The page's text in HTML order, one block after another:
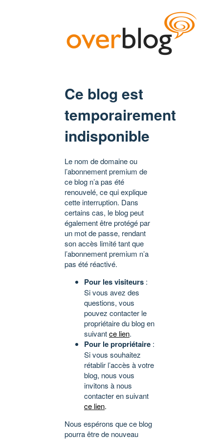
Ce blog est
temporairement
indisponible
Le nom de domaine ou
l’abonnement premium de
ce blog n’a pas été
renouvelé, ce qui explique
cette interruption. Dans
certains cas, le blog peut
également être protégé par
un mot de passe, rendant
son accès limité tant que
l’abonnement premium n’a
pas été réactivé.
Pour les visiteurs :
Si vous avez des
questions, vous
pouvez contacter le
propriétaire du blog en
suivantce lien.
Pour le propriétaire :
Si vous souhaitez
rétablir l’accès à votre
blog, nous vous
invitons à nous
contacter en suivant
ce lien.
Nous espérons que ce blog
pourra être de nouveau